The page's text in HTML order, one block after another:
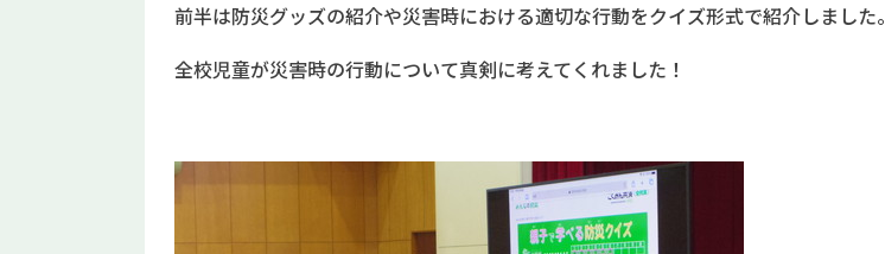
前半は防災グッズの紹介や災害時における適切な行動をクイズ形式で紹介しました。
全校児童が災害時の行動について真剣に考えてくれました！